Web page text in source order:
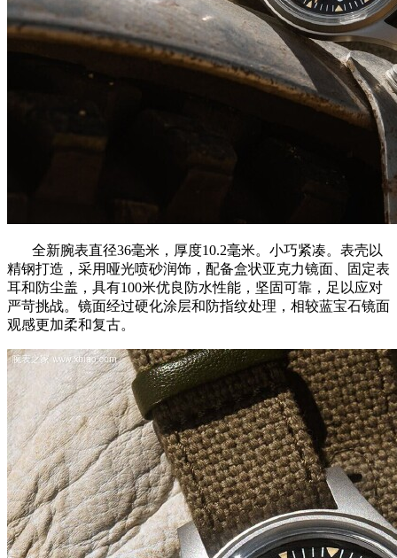
全新腕表直径36毫米，厚度10.2毫米。小巧紧凑。表壳以
精钢打造，采用哑光喷砂润饰，配备盒状亚克力镜面、固定表
耳和防尘盖，具有100米优良防水性能，坚固可靠，足以应对
严苛挑战。镜面经过硬化涂层和防指纹处理，相较蓝宝石镜面
观感更加柔和复古。